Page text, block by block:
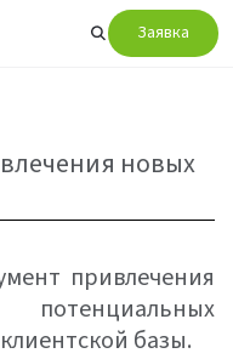
Заявка
новых
привлечения
базы.